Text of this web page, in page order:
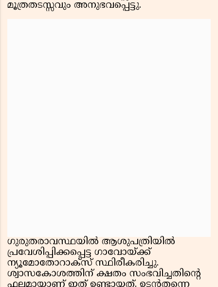
മൂത്രതടസ്സവും അനുഭവപ്പെട്ടു.
ഗുരുതരാവസ്ഥയിൽ ആശുപത്രിയിൽ
പ്രവേശിപ്പിക്കപ്പെട്ട ഗാവോയ്ക്ക്
ന്യൂമോതോറാക്സ് സ്ഥിരീകരിച്ചു.
ശ്വാസകോശത്തിന് ക്ഷതം സംഭവിച്ചതിൻ്റെ